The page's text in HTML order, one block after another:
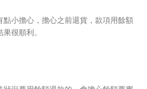
點小擔心，擔心之前退貨，款項用餘額
很順利。